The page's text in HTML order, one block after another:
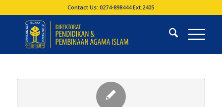
Contact Us: 0274-898444 Ext.2405